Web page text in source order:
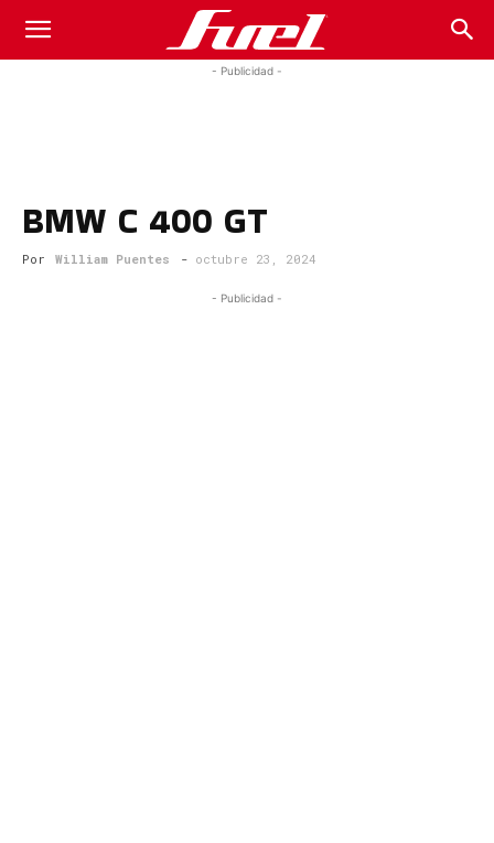
Fuel
Magazine
- Publicidad -
BMW C 400 GT
Por William Puentes - octubre 23, 2024
- Publicidad -